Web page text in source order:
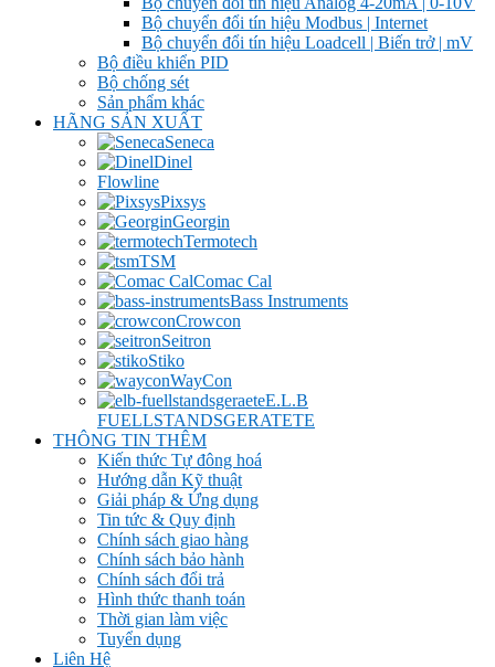
Bộ chuyển đổi tín hiệu Modbus | Internet
Bộ chuyển đổi tín hiệu Loadcell | Biến trở | mV
Bộ điều khiển PID
Bộ chống sét
Sản phẩm khác
HÃNG SẢN XUẤT
Seneca
Dinel
Flowline
Pixsys
Georgin
Termotech
TSM
Comac Cal
Bass Instruments
Crowcon
Seitron
Stiko
WayCon
E.L.B
FUELLSTANDSGERATETE
THÔNG TIN THÊM
Kiến thức Tự đông hoá
Hướng dẫn Kỹ thuật
Giải pháp & Ứng dụng
Tin tức & Quy định
Chính sách giao hàng
Chính sách bảo hành
Chính sách đổi trả
Hình thức thanh toán
Thời gian làm việc
Tuyển dụng
Liên Hệ